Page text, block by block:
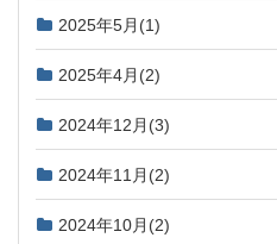
2025年5月 (1)
2025年4月 (2)
2024年12月 (3)
2024年11月 (2)
2024年10月 (2)